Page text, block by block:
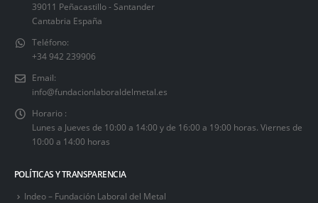
39011 Peñacastillo - Santander
Cantabria España
Teléfono:
+34 942 239906
Email:
info@fundacionlaboraldelmetal.es
Horario :
Lunes a Jueves de 10:00 a 14:00 y de 16:00 a 19:00 horas. Viernes de
10:00 a 14:00 horas
POLÍTICAS Y TRANSPARENCIA
Indeo – Fundación Laboral del Metal